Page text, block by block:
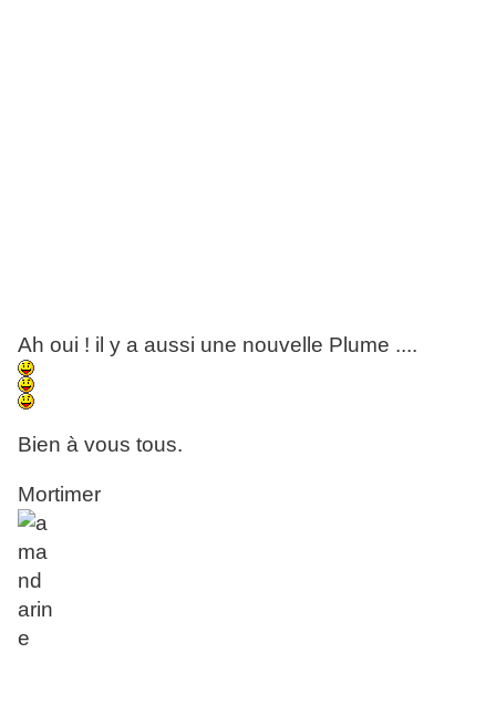
Ah oui ! il y a aussi une nouvelle Plume ....
Bien à vous tous.
Mortimer